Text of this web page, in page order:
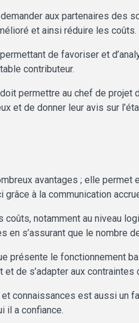
aux partenaires des
et ainsi réduire les coûts.
de favoriser et
contributeur.
permettre au chef de projet
et de donner leur avis sur
avantages ; elle
à la communication
notamment au niveau
en s’assurant que le nombre
présente le fonctionnement
de s’adapter aux
connaissances est aussi un
il a confiance.